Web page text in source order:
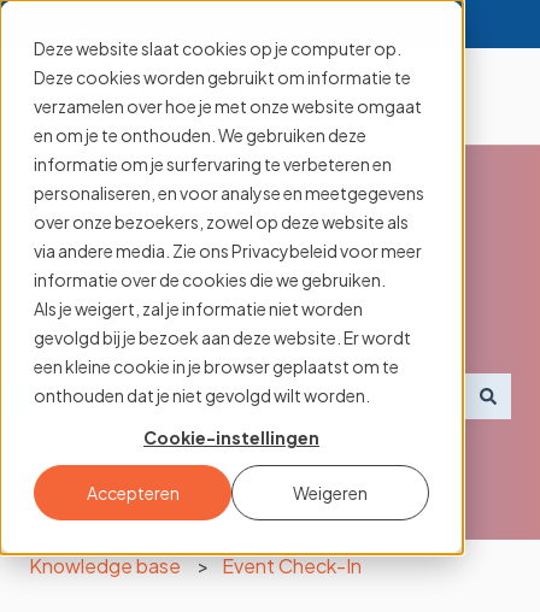
Deze website slaat cookies op je computer op.
Deze cookies worden gebruikt om informatie te
verzamelen over hoe je met onze website omgaat
en om je te onthouden. We gebruiken deze
informatie om je surfervaring te verbeteren en
personaliseren, en voor analyse en meetgegevens
over onze bezoekers, zowel op deze website als
via andere media. Zie ons Privacybeleid voor meer
informatie over de cookies die we gebruiken.
Als je weigert, zal je informatie niet worden
gevolgd bij je bezoek aan deze website. Er wordt
een kleine cookie in je browser geplaatst om te
onthouden dat je niet gevolgd wilt worden.
Cookie-instellingen
Accepteren Weigeren
Searching for an
aanmelder.nl feature?
There are no suggestions because the search field
Knowledge base Event Check-In